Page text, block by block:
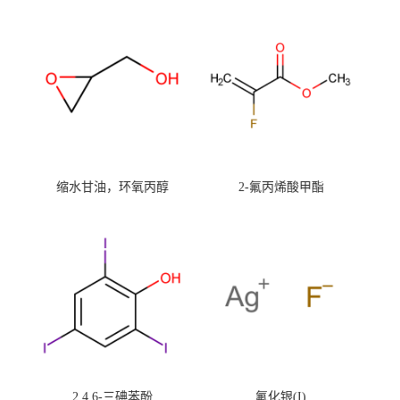
缩水甘油，环氧丙醇 2-氟丙烯酸甲酯
2,4,6-三碘苯酚 氟化银(I)